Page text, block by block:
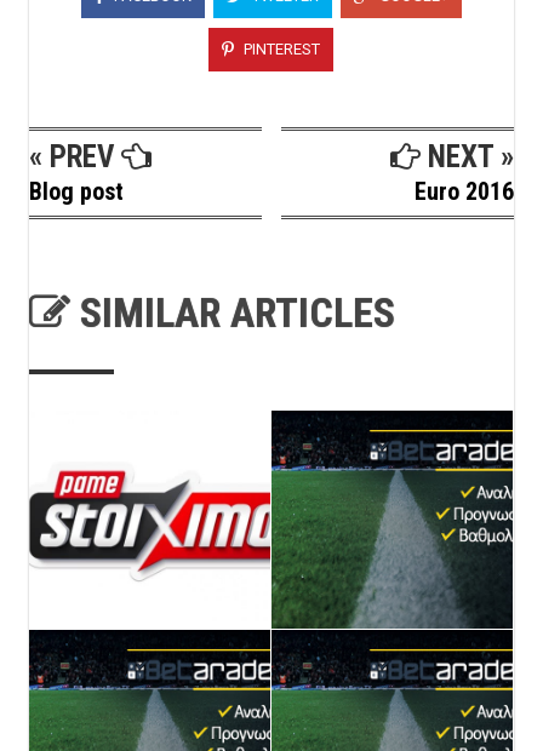
PINTEREST
« PREV
Blog post
NEXT »
Euro 2016
SIMILAR ARTICLES